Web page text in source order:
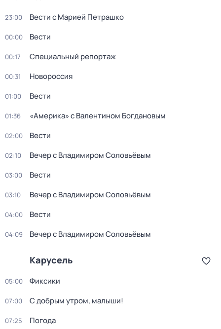
23:00 Вести с Марией Петрашко
00:00 Вести
00:17 Специальный репортаж
00:31 Новороссия
01:00 Вести
01:36 «Америка» с Валентином Богдановым
02:00 Вести
02:10 Вечер с Владимиром Соловьёвым
03:00 Вести
03:10 Вечер с Владимиром Соловьёвым
04:00 Вести
04:09 Вечер с Владимиром Соловьёвым
Карусель
05:00 Фиксики
07:00 С добрым утром, малыши!
07:25 Погода